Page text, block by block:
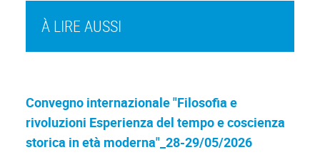
À LIRE AUSSI
Convegno internazionale "Filosofia e
rivoluzioni Esperienza del tempo e coscienza
storica in età moderna"_28-29/05/2026